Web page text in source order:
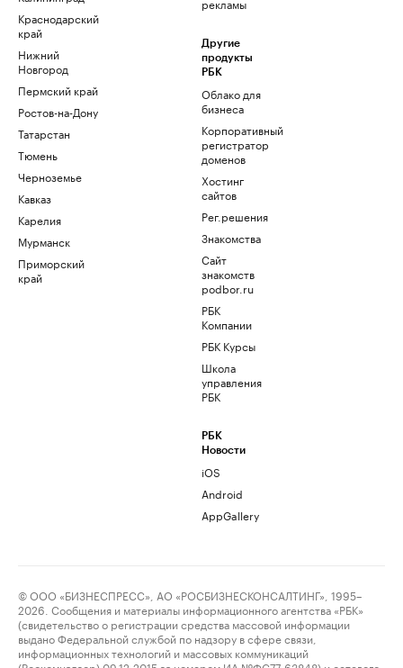
Краснодарский
край
Нижний
Новгород
Пермский край
Ростов-на-Дону
Татарстан
Тюмень
Черноземье
Кавказ
Карелия
Мурманск
Приморский
край
Другие
продукты
РБК
Облако для
бизнеса
Корпоративный
регистратор
доменов
Хостинг
сайтов
Рег.решения
Знакомства
Сайт
знакомств
podbor.ru
РБК
Компании
РБК Курсы
Школа
управления
РБК
РБК
Новости
iOS
Android
AppGallery
© ООО «БИЗНЕСПРЕСС», АО «РОСБИЗНЕСКОНСАЛТИНГ», 1995–
2026. Сообщения и материалы информационного агентства «РБК»
(свидетельство о регистрации средства массовой информации
выдано Федеральной службой по надзору в сфере связи,
информационных технологий и массовых коммуникаций